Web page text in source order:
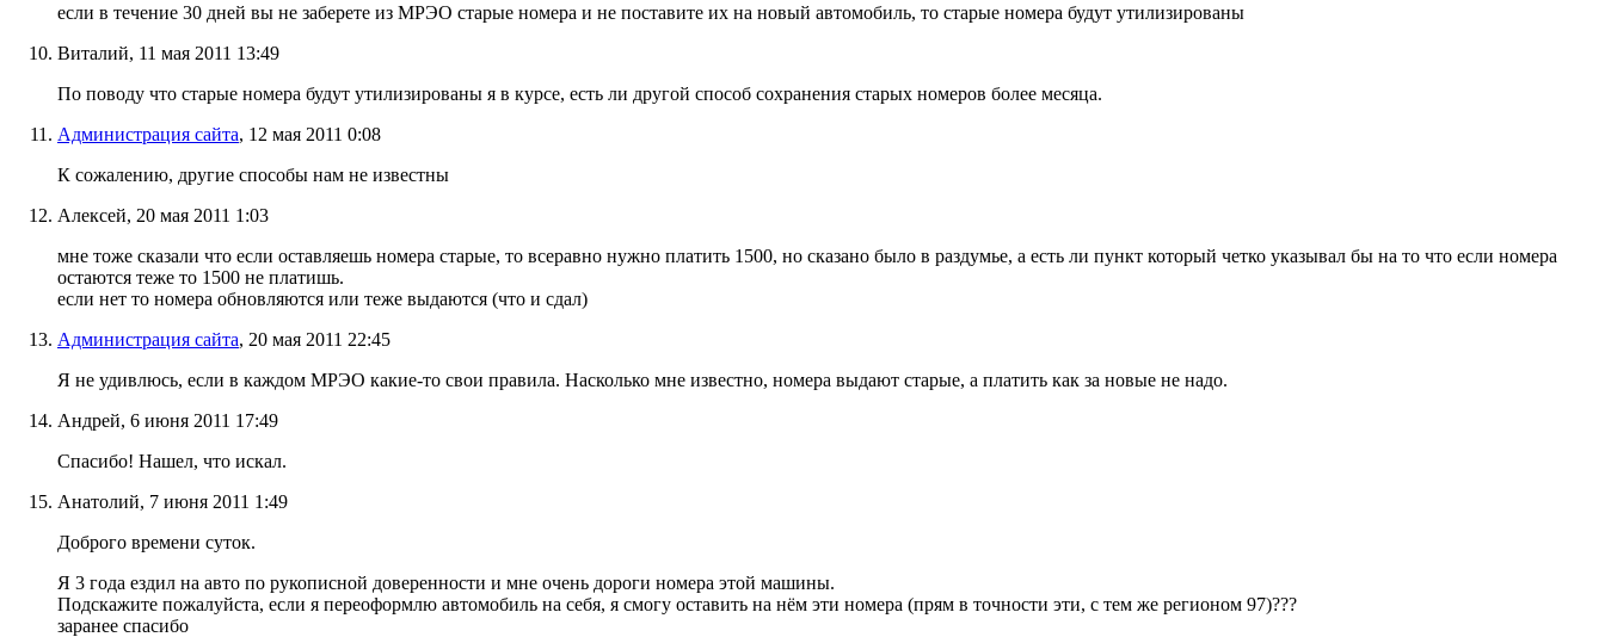
если в течение 30 дней вы не заберете из МРЭО старые номера и не поставите их на новый автомобиль, то старые номера будут утилизированы
Виталий, 11 мая 2011 13:49
По поводу что старые номера будут утилизированы я в курсе, есть ли другой способ сохранения старых номеров более месяца.
Администрация сайта, 12 мая 2011 0:08
К сожалению, другие способы нам не известны
Алексей, 20 мая 2011 1:03
мне тоже сказали что если оставляешь номера старые, то всеравно нужно платить 1500, но сказано было в раздумье, а есть ли пункт который четко указывал бы на то что если номера
остаются теже то 1500 не платишь.
если нет то номера обновляются или теже выдаются (что и сдал)
Администрация сайта, 20 мая 2011 22:45
Я не удивлюсь, если в каждом МРЭО какие-то свои правила. Насколько мне известно, номера выдают старые, а платить как за новые не надо.
Андрей, 6 июня 2011 17:49
Спасибо! Нашел, что искал.
Анатолий, 7 июня 2011 1:49
Доброго времени суток.
Я 3 года ездил на авто по рукописной доверенности и мне очень дороги номера этой машины.
Подскажите пожалуйста, если я переоформлю автомобиль на себя, я смогу оставить на нём эти номера (прям в точности эти, с тем же регионом 97)???
заранее спасибо